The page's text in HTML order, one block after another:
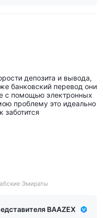
депозита и вывода,
банковский перевод они
с помощью электронных
проблему это идеально
заботится
Эмираты
BAAZEX